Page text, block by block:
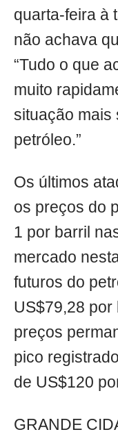
quarta-feira à
não achava
“Tudo o que
muito
situação mais
petróleo.”
Os últimos
os preços do
1 por barril
mercado
futuros do
US$79,28 por
preços
pico
de US$120
GRANDE